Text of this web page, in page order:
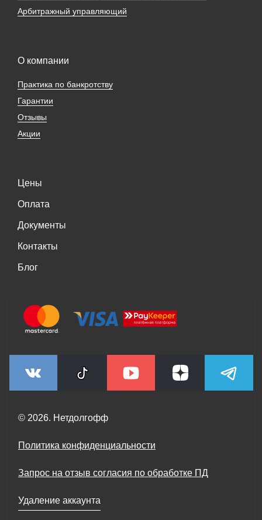
Арбитражный управляющий
О компании
Практика по банкротству
Гарантии
Отзывы
Акции
Цены
Оплата
Документы
Контакты
Блог
© 2026. Нетдолгофф
Политика конфиденциальности
Запрос на отзыв согласия по обработке ПД
Удаление аккаунта